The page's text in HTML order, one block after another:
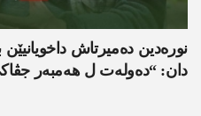
نورەدین دەمیرتاش
دان: “دەولەت ل ھەمبەر